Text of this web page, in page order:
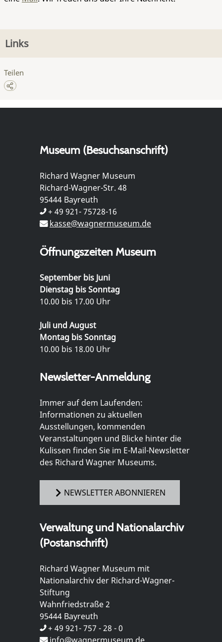
Links
Teilen
Museum (Besuchsanschrift)
Richard Wagner Museum
Richard-Wagner-Str. 48
95444 Bayreuth
+ 49 921- 75728-16
kasse@wagnermuseum.de
Öffnungszeiten Museum
September bis Juni
Dienstag bis Sonntag
10.00 bis 17.00 Uhr
Juli und August
Montag bis Sonntag
10.00 bis 18.00 Uhr
Newsletter-Anmeldung
Immer auf dem Laufenden:
Informationen zu aktuellen
Ausstellungen, kommenden
Veranstaltungen und Blicke hinter die
Kulissen finden Sie im E-Mail-Newsletter
des Richard Wagner Museums.
NEWSLETTER ABONNIEREN
Verwaltung und Nationalarchiv
(Postanschrift)
Richard Wagner Museum mit
Nationalarchiv der Richard-Wagner-
Stiftung
Wahnfriedstraße 2
95444 Bayreuth
+ 49 921- 757 - 28 - 0